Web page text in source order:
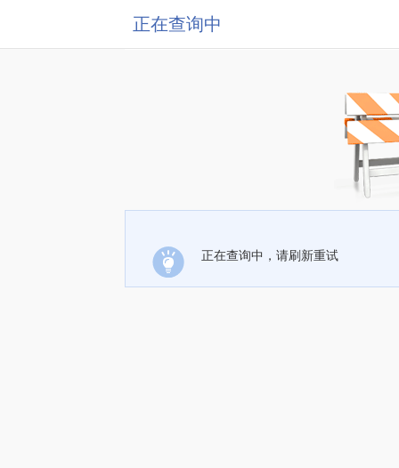
正在查询中
正在查询中，请刷新重试